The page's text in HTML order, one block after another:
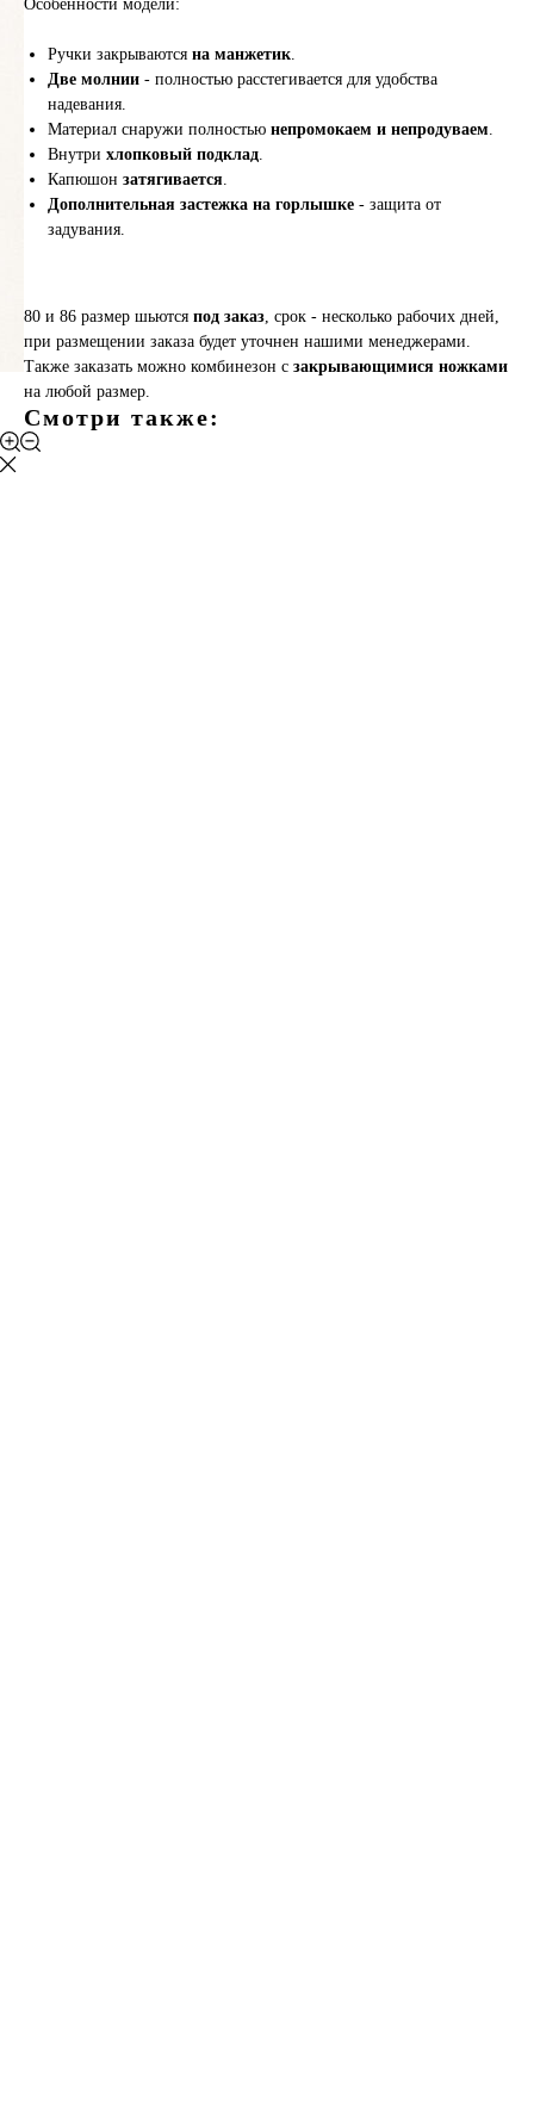
Особенности модели:
Ручки закрываются на манжетик.
Две молнии - полностью расстегивается для удобства
надевания.
Материал снаружи полностью непромокаем и непродуваем.
Внутри хлопковый подклад.
Капюшон затягивается.
Дополнительная застежка на горлышке - защита от
задувания.
80 и 86 размер шьются под заказ, срок - несколько рабочих дней,
при размещении заказа будет уточнен нашими менеджерами.
Также заказать можно комбинезон с закрывающимися ножками
на любой размер.
Смотри также: